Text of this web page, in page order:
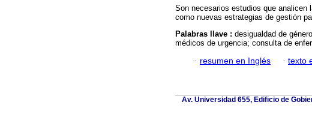
Son necesarios estudios que
como nuevas estrategias de gestión
Palabras llave : desigualdad de
médicos de urgencia; consulta de
· resumen en Inglés · texto
Av. Universidad 655, Edificio de